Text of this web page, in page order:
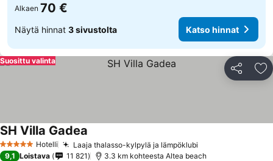
Alkaen 70 €
Näytä hinnat 3 sivustolta Katso hinnat
Jaa
Suosittu valinta
5 Tähtiluokitus
Hotelli Laaja thalasso-kylpylä ja lämpöklubi
SH Villa Gadea
9,1 Loistava 11 821 3.3 km kohteesta Altea beach